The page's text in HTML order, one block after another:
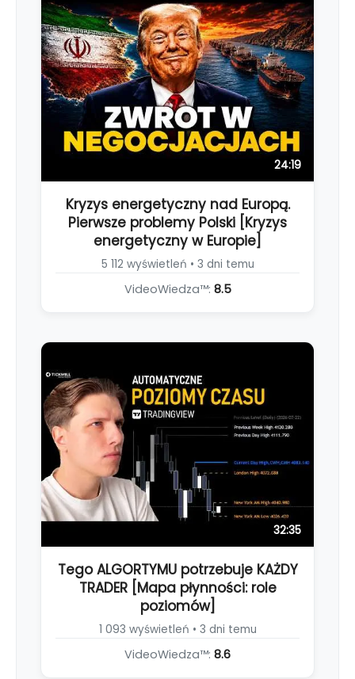
24:19
Kryzys energetyczny nad Europą.
Pierwsze problemy Polski [Kryzys
energetyczny w Europie]
5 112 wyświetleń • 3 dni temu
VideoWiedza™: 8.5
32:35
Tego ALGORTYMU potrzebuje KAŻDY
TRADER [Mapa płynności: role
poziomów]
1 093 wyświetleń • 3 dni temu
VideoWiedza™: 8.6